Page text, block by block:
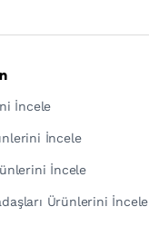
İncele
İncele
İncele
Ürünlerini İncele